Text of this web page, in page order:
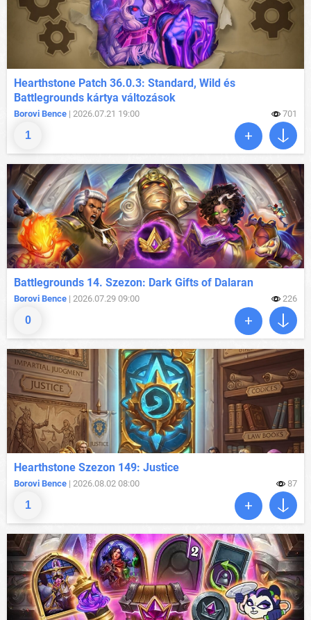
1
Hearthstone Patch 36.0.3: Standard, Wild és
Battlegrounds kártya változások
Borovi Bence | 2026.07.21 19:00 701
0
Battlegrounds 14. Szezon: Dark Gifts of Dalaran
Borovi Bence | 2026.07.29 09:00 226
1
Hearthstone Szezon 149: Justice
Borovi Bence | 2026.08.02 08:00 87